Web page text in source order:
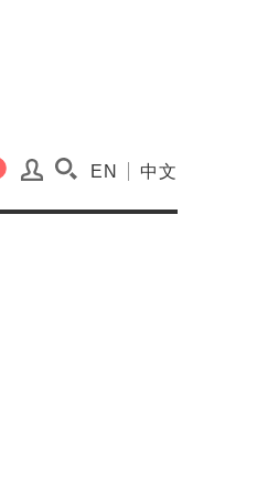
搜尋(開啟搜尋視窗)
EN 中文